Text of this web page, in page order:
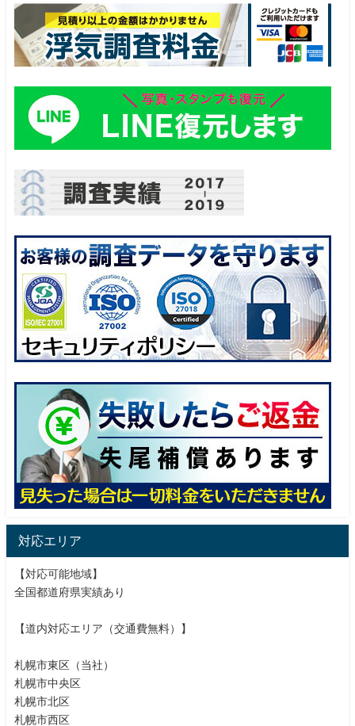
対応エリア
【対応可能地域】
全国都道府県実績あり
【道内対応エリア（交通費無料）】
札幌市東区（当社）
札幌市中央区
札幌市北区
札幌市西区